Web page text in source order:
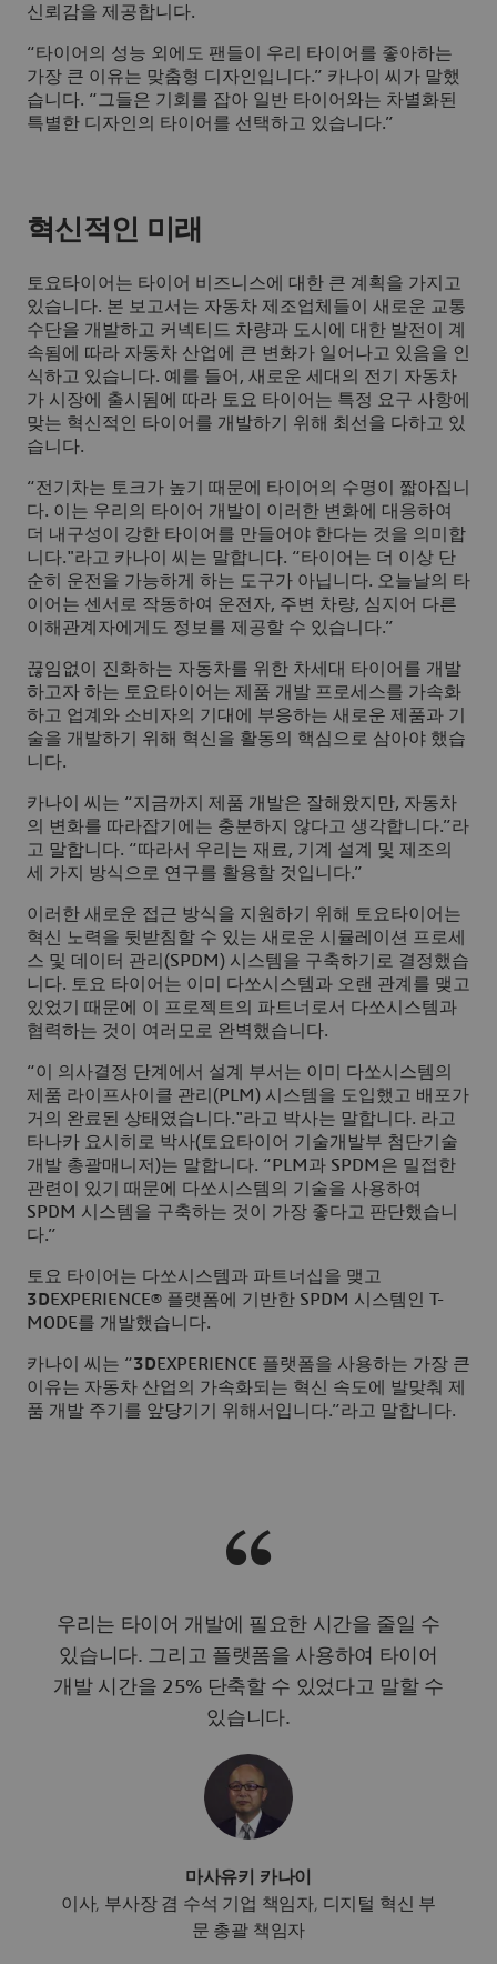
신뢰감을 제공합니다.
“타이어의 성능 외에도 팬들이 우리 타이어를 좋아하는
가장 큰 이유는 맞춤형 디자인입니다.” 카나이 씨가 말했
습니다. “그들은 기회를 잡아 일반 타이어와는 차별화된
특별한 디자인의 타이어를 선택하고 있습니다.”
혁신적인 미래
토요타이어는 타이어 비즈니스에 대한 큰 계획을 가지고
있습니다. 본 보고서는 자동차 제조업체들이 새로운 교통
수단을 개발하고 커넥티드 차량과 도시에 대한 발전이 계
속됨에 따라 자동차 산업에 큰 변화가 일어나고 있음을 인
식하고 있습니다. 예를 들어, 새로운 세대의 전기 자동차
가 시장에 출시됨에 따라 토요 타이어는 특정 요구 사항에
맞는 혁신적인 타이어를 개발하기 위해 최선을 다하고 있
습니다.
“전기차는 토크가 높기 때문에 타이어의 수명이 짧아집니
다. 이는 우리의 타이어 개발이 이러한 변화에 대응하여
더 내구성이 강한 타이어를 만들어야 한다는 것을 의미합
니다."라고 카나이 씨는 말합니다. “타이어는 더 이상 단
순히 운전을 가능하게 하는 도구가 아닙니다. 오늘날의 타
이어는 센서로 작동하여 운전자, 주변 차량, 심지어 다른
이해관계자에게도 정보를 제공할 수 있습니다.”
끊임없이 진화하는 자동차를 위한 차세대 타이어를 개발
하고자 하는 토요타이어는 제품 개발 프로세스를 가속화
하고 업계와 소비자의 기대에 부응하는 새로운 제품과 기
술을 개발하기 위해 혁신을 활동의 핵심으로 삼아야 했습
니다.
카나이 씨는 “지금까지 제품 개발은 잘해왔지만, 자동차
의 변화를 따라잡기에는 충분하지 않다고 생각합니다.”라
고 말합니다. “따라서 우리는 재료, 기계 설계 및 제조의
세 가지 방식으로 연구를 활용할 것입니다.”
이러한 새로운 접근 방식을 지원하기 위해 토요타이어는
혁신 노력을 뒷받침할 수 있는 새로운 시뮬레이션 프로세
스 및 데이터 관리(SPDM) 시스템을 구축하기로 결정했습
니다. 토요 타이어는 이미 다쏘시스템과 오랜 관계를 맺고
있었기 때문에 이 프로젝트의 파트너로서 다쏘시스템과
협력하는 것이 여러모로 완벽했습니다.
“이 의사결정 단계에서 설계 부서는 이미 다쏘시스템의
제품 라이프사이클 관리(PLM) 시스템을 도입했고 배포가
거의 완료된 상태였습니다."라고 박사는 말합니다. 라고
타나카 요시히로 박사(토요타이어 기술개발부 첨단기술
개발 총괄매니저)는 말합니다. “PLM과 SPDM은 밀접한
관련이 있기 때문에 다쏘시스템의 기술을 사용하여
SPDM 시스템을 구축하는 것이 가장 좋다고 판단했습니
다.”
토요 타이어는 다쏘시스템과 파트너십을 맺고
3DEXPERIENCE® 플랫폼에 기반한 SPDM 시스템인 T-
MODE를 개발했습니다.
카나이 씨는 “3DEXPERIENCE 플랫폼을 사용하는 가장 큰
이유는 자동차 산업의 가속화되는 혁신 속도에 발맞춰 제
품 개발 주기를 앞당기기 위해서입니다.”라고 말합니다.
우리는 타이어 개발에 필요한 시간을 줄일 수
있습니다. 그리고 플랫폼을 사용하여 타이어
개발 시간을 25% 단축할 수 있었다고 말할 수
있습니다.
마사유키 카나이
이사, 부사장 겸 수석 기업 책임자, 디지털 혁신 부
문 총괄 책임자